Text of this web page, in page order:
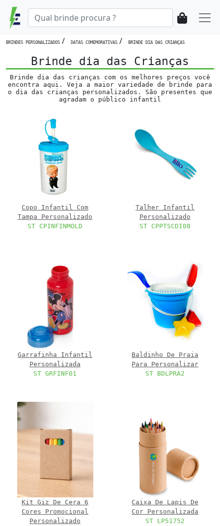
BRINDES PERSONALIZADOS / DATAS COMEMORATIVAS / BRINDE DIA DAS CRIANÇAS
Brinde dia das Crianças
Brinde dia das crianças com os melhores preços você
encontra aqui. Veja a maior variedade de brinde para
o dia das crianças personalizados. São presentes que
agradam o público infantil
Copo Infantil Com
Tampa Personalizado
ST CPINFINMOLD
Talher Infantil
Personalizado
ST CPPTSCDI08
Garrafinha Infantil
Personalizada
ST GRFINF01
Baldinho De Praia
Para Personalizar
ST BDLPRA2
Kit Giz De Cera 6
Cores Promocional
Personalizado
Caixa De Lapis De
Cor Personalizada
ST LP51752